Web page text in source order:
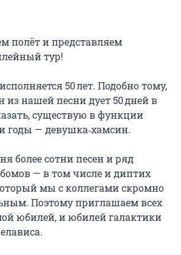
полёт и представляем
тур!
50 лет. Подобно тому,
из нашей песни дует 50 дней в
существую в функции
годы — девушка‑хамсин.
более сотни песен и ряд
— в том числе и диптих
мы с коллегами скромно
Поэтому приглашаем всех
юбилей, и юбилей галактики